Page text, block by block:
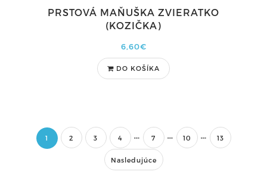
PRSTOVÁ MAŇUŠKA ZVIERATKO
(KOZIČKA)
6,60€
DO KOŠÍKA
1 2 3 4 7 10 13
Nasledujúce